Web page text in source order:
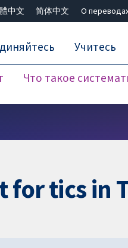
中文 简体中文 О
Что такое
Учитесь
for tics in